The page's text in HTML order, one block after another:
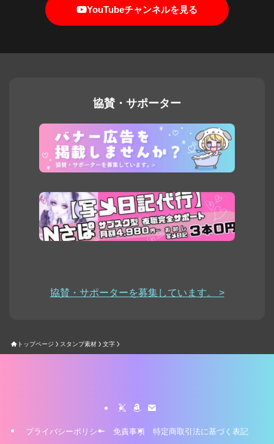
YouTubeチャンネルを見る
協賛・サポーター
協賛・サポーターを募集しています。 >
トップページ スタンプ素材 文字
プライバシーポリシー 免責事項 特定商取引法に基づく表記